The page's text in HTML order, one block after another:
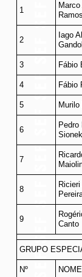
1
Ramos
2
Iago
3 Fábio
4 Fábio
5
6
Pedro
Sionek
7
8
9
Canto
GRUPO
Nº NOME